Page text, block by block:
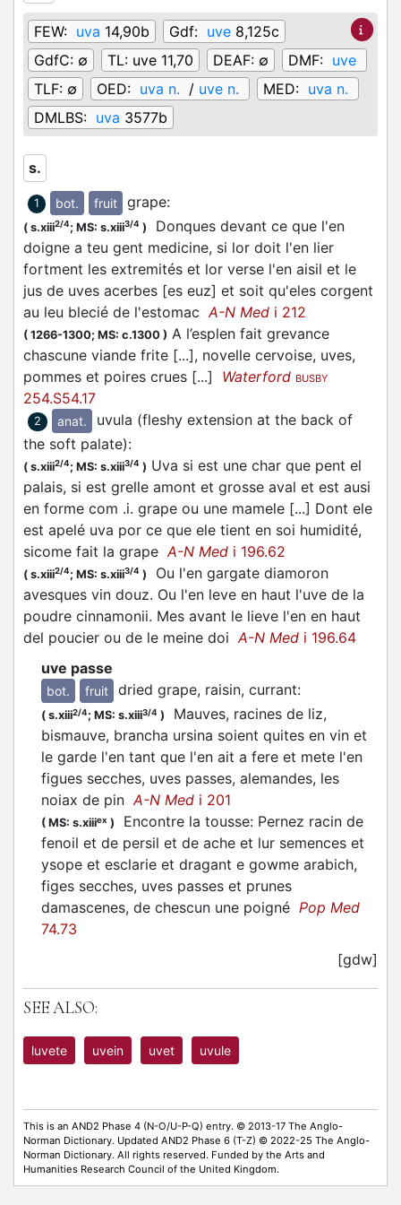
FEW: uva 14,90b Gdf: uve 8,125c
GdfC: ∅ TL: uve 11,70 DEAF: ∅ DMF: uve
TLF: ∅ OED: uva n. / uve n. MED: uva n.
DMLBS: uva 3577b
s.
1 bot. fruit grape:
( s.xiii2/4; MS: s.xiii3/4 )
Donques devant ce que l'en
doigne a teu gent medicine, si lor doit l'en lier
fortment les extremités et lor verse l'en aisil et le
jus de uves acerbes [es euz] et soit qu'eles corgent
au leu blecié de l'estomacA-N Med i 212
( 1266-1300; MS: c.1300 ) A l’esplen fait grevance
chascune viande frite [...], novelle cervoise, uves,
pommes et poires crues [...] Waterford BUSBY
254.S54.17
2 anat.
uvula (fleshy extension at the back of
the soft palate):
( s.xiii2/4; MS: s.xiii3/4 ) Uva si est une char que pent el
palais, si est grelle amont et grosse aval et est ausi
en forme com .i. grape ou une mamele [...] Dont ele
est apelé uva por ce que ele tient en soi humidité,
sicome fait la grapeA-N Med i 196.62
( s.xiii2/4; MS: s.xiii3/4 )
Ou l'en gargate diamoron
avesques vin douz. Ou l'en leve en haut l'uve de la
poudre cinnamonii. Mes avant le lieve l'en en haut
del poucier ou de le meine doiA-N Med i 196.64
uve passe
bot. fruit dried grape, raisin, currant:
( s.xiii2/4; MS: s.xiii3/4 )
Mauves, racines de liz,
bismauve, brancha ursina soient quites en vin et
le garde l'en tant que l'en ait a fere et mete l'en
figues secches, uves passes, alemandes, les
noiax de pinA-N Med i 201
( MS: s.xiiiex )
Encontre la tousse: Pernez racin de
fenoil et de persil et de ache et lur semences et
ysope et esclarie et dragant e gowme arabich,
figes secches, uves passes et prunes
damascenes, de chescun une poigné Pop Med
74.73
[gdw]
SEE ALSO:
luvete uvein uvet uvule
This is an AND2 Phase 4 (N-O/U-P-Q) entry. © 2013-17 The Anglo-
Norman Dictionary. Updated AND2 Phase 6 (T-Z) © 2022-25 The Anglo-
Norman Dictionary. All rights reserved. Funded by the Arts and
Humanities Research Council of the United Kingdom.